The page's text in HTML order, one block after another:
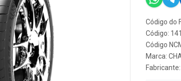
Código do
Código:
Código
Marca:
Fabricante: